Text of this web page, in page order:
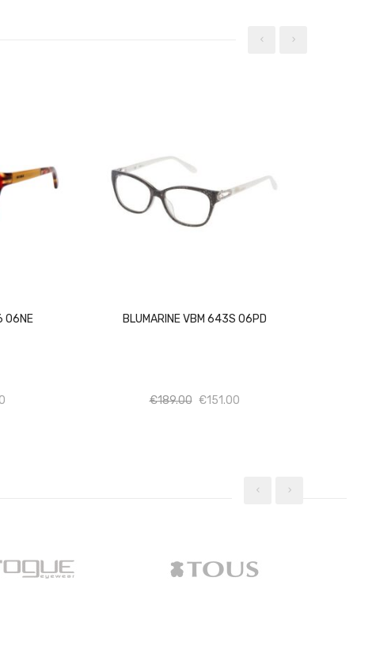
06NE BLUMARINE VBM 643S 06PD
€189.00 Ποσότητα
€151.00Ποσότητα